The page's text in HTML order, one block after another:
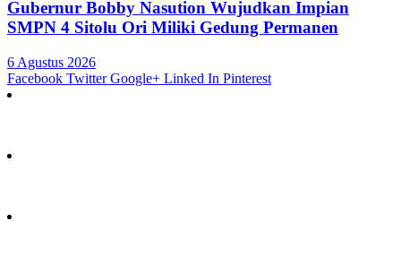
Gubernur Bobby Nasution Wujudkan Impian
SMPN 4 Sitolu Ori Miliki Gedung Permanen
6 Agustus 2026
Facebook Twitter Google+ Linked In Pinterest